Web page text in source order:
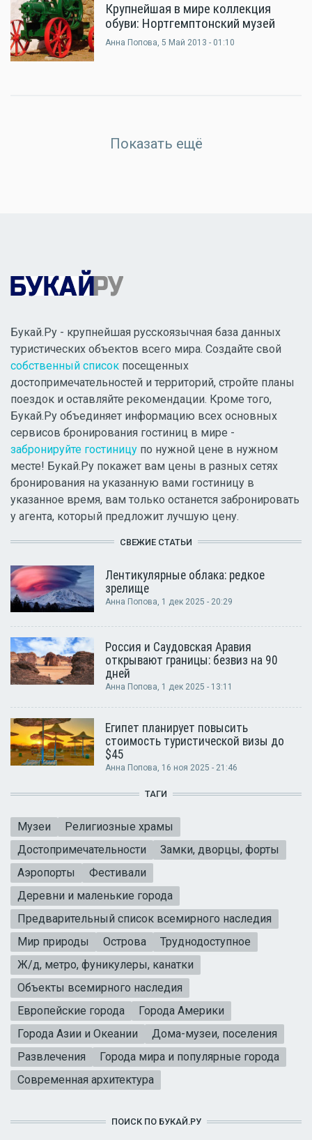
Крупнейшая в мире коллекция
обуви: Нортгемптонский музей
Анна Попова, 5 Май 2013 - 01:10
Показать ещё
Букай.Ру - крупнейшая русскоязычная база данных
туристических объектов всего мира. Создайте свой
собственный список посещенных
достопримечательностей и территорий, стройте планы
поездок и оставляйте рекомендации. Кроме того,
Букай.Ру объединяет информацию всех основных
сервисов бронирования гостиниц в мире -
забронируйте гостиницу по нужной цене в нужном
месте! Букай.Ру покажет вам цены в разных сетях
бронирования на указанную вами гостиницу в
указанное время, вам только останется забронировать
у агента, который предложит лучшую цену.
СВЕЖИЕ СТАТЬИ
Лентикулярные облака: редкое
зрелище
Анна Попова, 1 дек 2025 - 20:29
Россия и Саудовская Аравия
открывают границы: безвиз на 90
дней
Анна Попова, 1 дек 2025 - 13:11
Египет планирует повысить
стоимость туристической визы до
$45
Анна Попова, 16 ноя 2025 - 21:46
ТАГИ
Музеи
Религиозные храмы
Достопримечательности
Замки, дворцы, форты
Аэропорты
Фестивали
Деревни и маленькие города
Предварительный список всемирного наследия
Мир природы
Острова
Труднодоступное
Ж/д, метро, фуникулеры, канатки
Объекты всемирного наследия
Европейские города
Города Америки
Города Азии и Океании
Дома-музеи, поселения
Развлечения
Города мира и популярные города
Современная архитектура
ПОИСК ПО БУКАЙ.РУ